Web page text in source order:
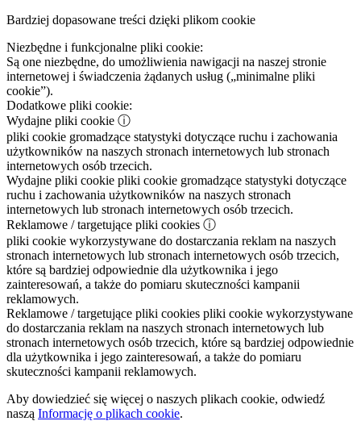
Bardziej dopasowane treści dzięki plikom cookie
Niezbędne i funkcjonalne pliki cookie:
Są one niezbędne, do umożliwienia nawigacji na naszej stronie
internetowej i świadczenia żądanych usług („minimalne pliki
cookie”).
Dodatkowe pliki cookie:
Wydajne pliki cookie ⓘ
pliki cookie gromadzące statystyki dotyczące ruchu i zachowania
użytkowników na naszych stronach internetowych lub stronach
internetowych osób trzecich.
Wydajne pliki cookie pliki cookie gromadzące statystyki dotyczące
ruchu i zachowania użytkowników na naszych stronach
internetowych lub stronach internetowych osób trzecich.
Reklamowe / targetujące pliki cookies ⓘ
pliki cookie wykorzystywane do dostarczania reklam na naszych
stronach internetowych lub stronach internetowych osób trzecich,
które są bardziej odpowiednie dla użytkownika i jego
zainteresowań, a także do pomiaru skuteczności kampanii
reklamowych.
Reklamowe / targetujące pliki cookies pliki cookie wykorzystywane
do dostarczania reklam na naszych stronach internetowych lub
stronach internetowych osób trzecich, które są bardziej odpowiednie
dla użytkownika i jego zainteresowań, a także do pomiaru
skuteczności kampanii reklamowych.
Aby dowiedzieć się więcej o naszych plikach cookie, odwiedź
naszą Informację o plikach cookie.